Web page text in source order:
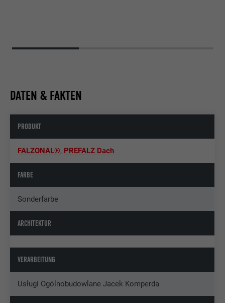
DATEN & FAKTEN
PRODUKT
FALZONAL®, PREFALZ Dach
FARBE
Sonderfarbe
ARCHITEKTUR
VERARBEITUNG
Usługi Ogólnobudowlane Jacek Komperda